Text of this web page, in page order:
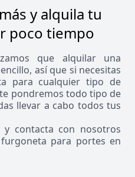
y alquila tu
poco tiempo
que alquilar una
así que si necesitas
para cualquier tipo de
pondremos todo tipo de
llevar a cabo todos tus
y contacta con nosotros
para portes en